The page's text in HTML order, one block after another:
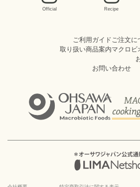
Official Recipe
ご利用ガイドご注文に
取り扱い商品案内マクロビ
お問い合わせ